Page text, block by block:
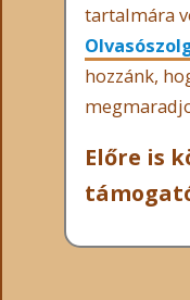
tartalmára
hozzánk,
Előre is